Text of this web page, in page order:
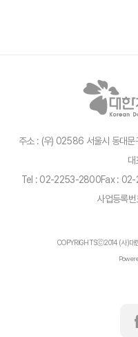
주소 : (우) 02586 서울시 동대문
대
Tel : 02-2253-2800Fax :
사업등록
COPYRIGHTSⓒ2014 (사)대